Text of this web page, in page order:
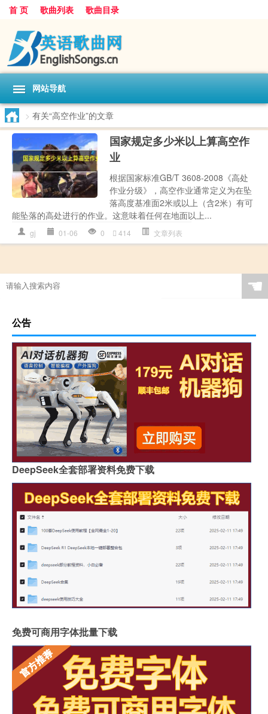
首 页 歌曲列表 歌曲目录
网站导航
> 有关“高空作业”的文章
国家规定多少米以上算高空作
业
根据国家标准GB/T 3608-2008《高处
作业分级》，高空作业通常定义为在坠
落高度基准面2米或以上（含2米）有可
能坠落的高处进行的作业。这意味着任何在地面以上...
gj 01-06 0 414 文章列表
☚
公告
DeepSeek全套部署资料免费下载
免费可商用字体批量下载